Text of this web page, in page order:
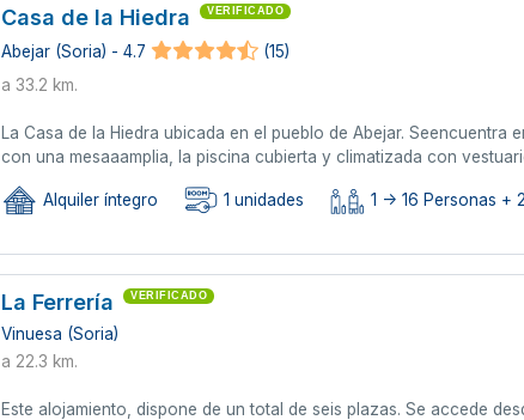
Casa de la Hiedra VERIFICADO
Abejar (Soria) - 4.7
(15)
a 33.2 km.
La Casa de la Hiedra ubicada en el pueblo de Abejar.
con una mesaaamplia, la piscina cubierta y climatizada con
Alquiler íntegro 1 unidades 1 -> 16 Personas +
La Ferrería VERIFICADO
Vinuesa (Soria)
a 22.3 km.
Este alojamiento, dispone de un total de seis plazas. Se accede